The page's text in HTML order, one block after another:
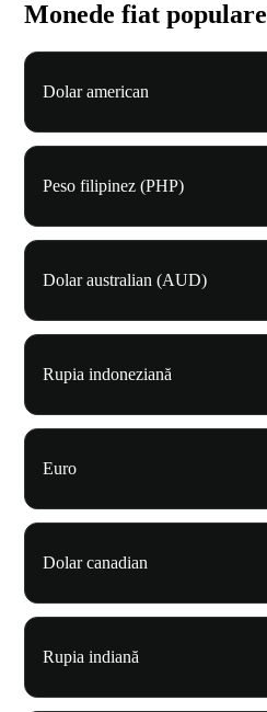
Monede fiat populare
Dolar american
Peso filipinez (PHP)
Dolar australian (AUD)
Rupia indoneziană
Euro
Dolar canadian
Rupia indiană